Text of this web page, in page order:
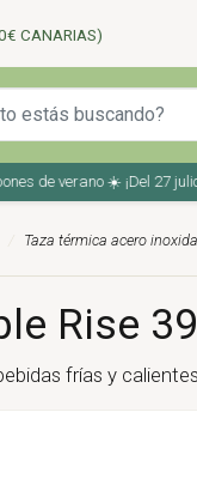
CANARIAS)
de verano ☀️ ¡Del 27 julio al
Taza térmica acero
Rise
frías y